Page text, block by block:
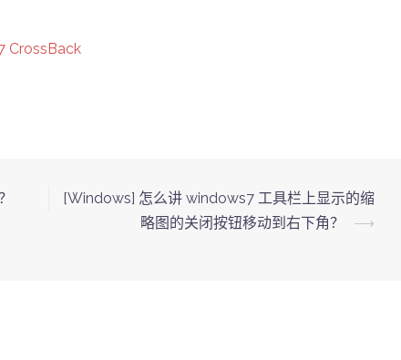
CrossBack
[Windows] 怎么讲 windows7 工具栏上显示的缩
略图的关闭按钮移动到右下角？
⟶